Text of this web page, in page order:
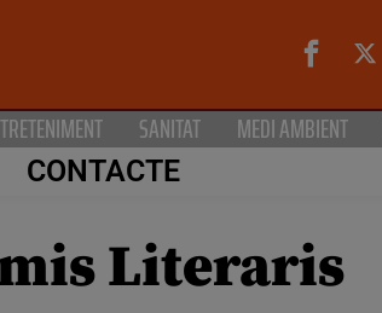
SANITAT MEDI AMBIENT
CONTACTE
Literaris